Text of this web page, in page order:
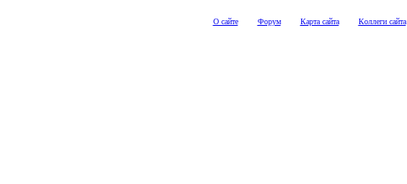
О сайте Форум Карта сайта Коллеги сайта